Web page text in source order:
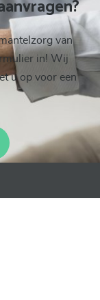
van
in! Wij
u op voor een